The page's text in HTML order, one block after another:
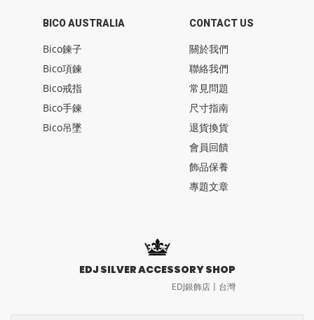
BICO AUSTRALIA
Bico鍊子
Bico項鍊
Bico戒指
Bico手鍊
Bico吊墜
CONTACT US
關於我們
聯絡我們
常見問題
尺寸指南
退貨換貨
會員回饋
飾品保養
專題文章
EDJ SILVER ACCESSORY SHOP
EDJ銀飾店〡台灣